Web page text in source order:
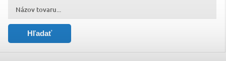
Hľadať